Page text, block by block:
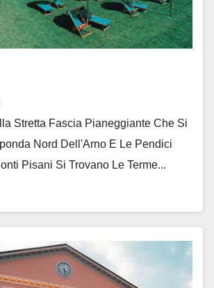
Stretta Fascia Pianeggiante Che Si
Nord Dell'Arno E Le Pendici
Pisani Si Trovano Le Terme...